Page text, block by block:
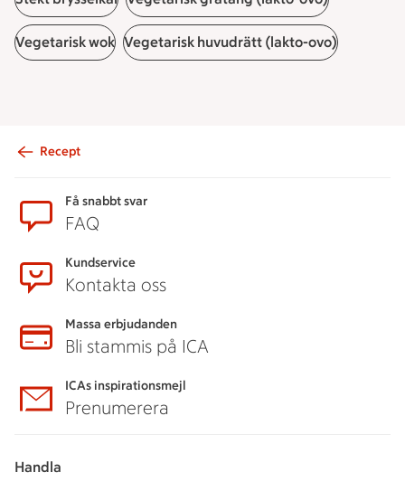
Vegetarisk wok Vegetarisk huvudrätt (lakto-ovo)
Recept
Få snabbt svar
FAQ
Kundservice
Kontakta oss
Massa erbjudanden
Bli stammis på ICA
ICAs inspirationsmejl
Prenumerera
Handla